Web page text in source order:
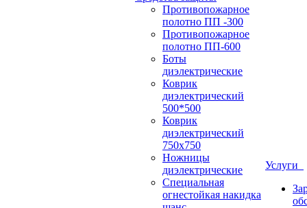
Противопожарное
полотно ПП -300
Противопожарное
полотно ПП-600
Боты
диэлектрические
Коврик
диэлектрический
500*500
Коврик
диэлектрический
750х750
Ножницы
диэлектрические
Специальная
огнестойкая накидка
Услуги